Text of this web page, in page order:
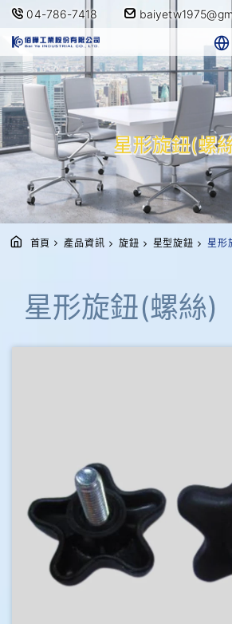
04-786-7418
星形旋鈕(螺
首頁 產品資訊 旋鈕 星型旋鈕 星形
星形旋鈕(螺絲)